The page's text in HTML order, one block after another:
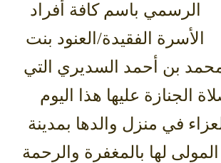
الرسمي باسم كافة أفراد
الأسرة الفقيدة/العنود بنت
بن أحمد السديري التي
الجنازة عليها هذا اليوم
في منزل والدها بمدينة
لها بالمغفرة والرحمة